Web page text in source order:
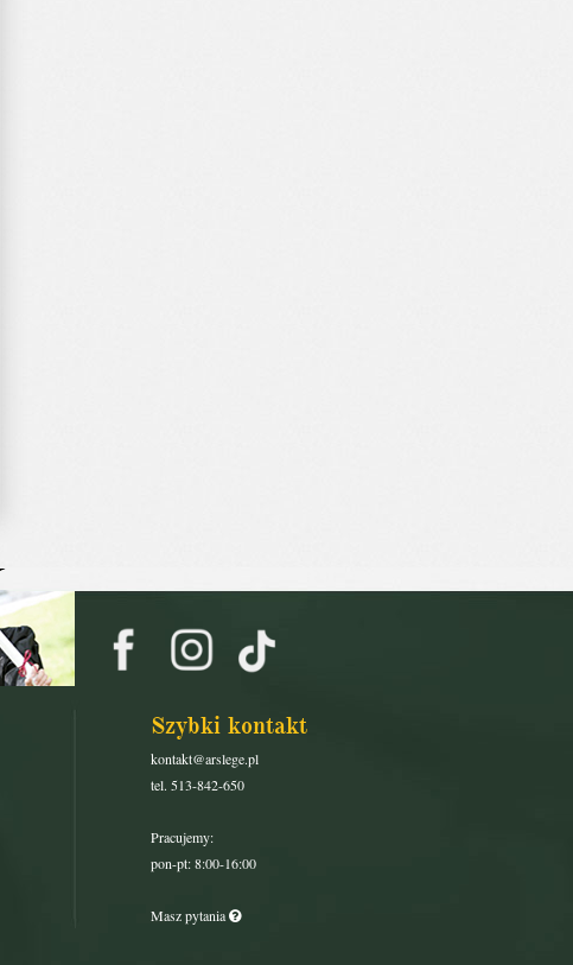
Szybki kontakt
kontakt@arslege.pl
tel. 513-842-650
Pracujemy:
pon-pt: 8:00-16:00
Masz pytania